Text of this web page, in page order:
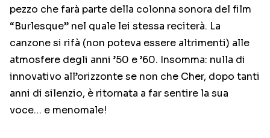
pezzo che farà parte della colonna sonora del film
“Burlesque” nel quale lei stessa reciterà. La
canzone si rifà (non poteva essere altrimenti) alle
atmosfere degli anni ’50 e ’60. Insomma: nulla di
innovativo all’orizzonte se non che Cher, dopo tanti
anni di silenzio, è ritornata a far sentire la sua
voce… e menomale!